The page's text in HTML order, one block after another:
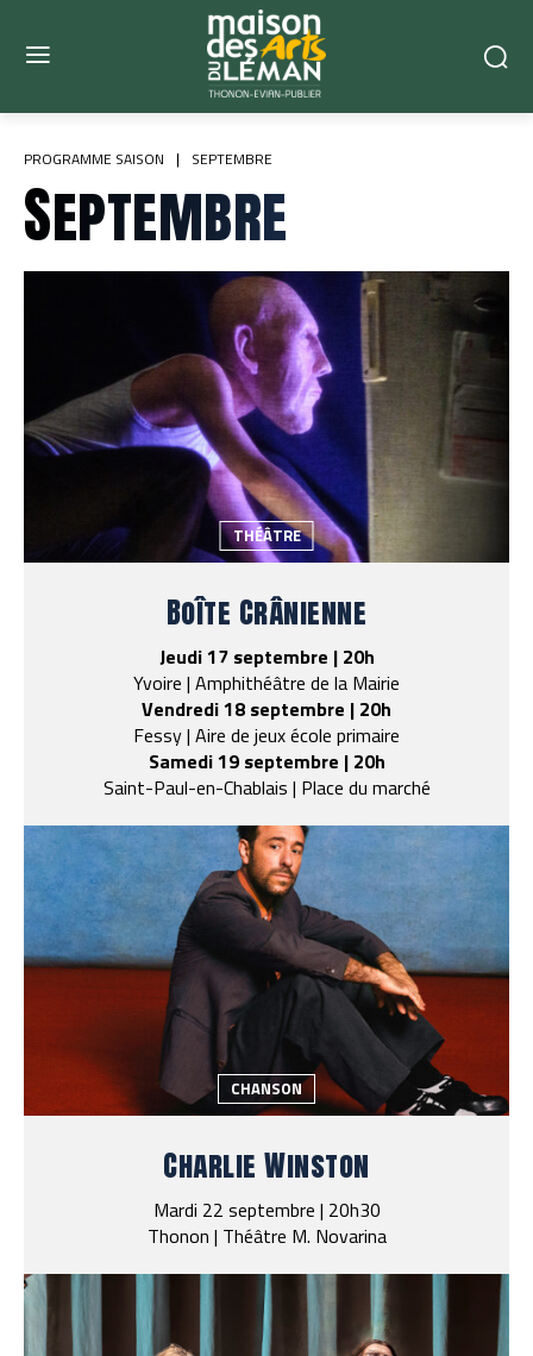
PROGRAMME SAISON SEPTEMBRE
Septembre
THÉÂTRE
Boîte Crânienne
Jeudi 17 septembre | 20h
Yvoire | Amphithéâtre de la Mairie
Vendredi 18 septembre | 20h
Fessy | Aire de jeux école primaire
Samedi 19 septembre | 20h
Saint-Paul-en-Chablais | Place du marché
CHANSON
Charlie Winston
Mardi 22 septembre | 20h30
Thonon | Théâtre M. Novarina